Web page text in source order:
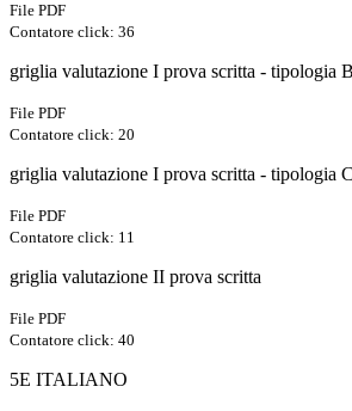
File PDF
Contatore click: 36
griglia valutazione I prova scritta - tipologia B
File PDF
Contatore click: 20
griglia valutazione I prova scritta - tipologia C
File PDF
Contatore click: 11
griglia valutazione II prova scritta
File PDF
Contatore click: 40
5E ITALIANO